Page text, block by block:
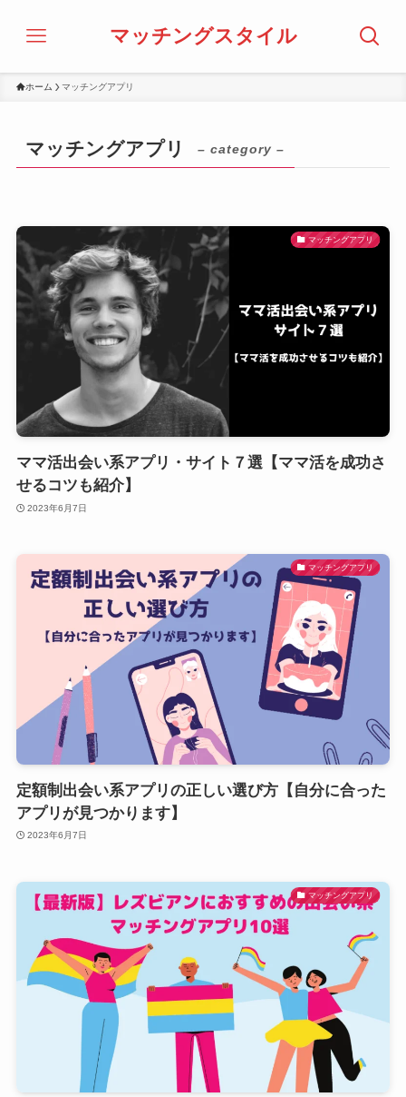
マッチングスタイル
ホーム マッチングアプリ
マッチングアプリ – category –
マッチングアプリ
ママ活出会い系アプリ・サイト７選【ママ活を成功さ
せるコツも紹介】
2023年6月7日
マッチングアプリ
定額制出会い系アプリの正しい選び方【自分に合った
アプリが見つかります】
2023年6月7日
マッチングアプリ